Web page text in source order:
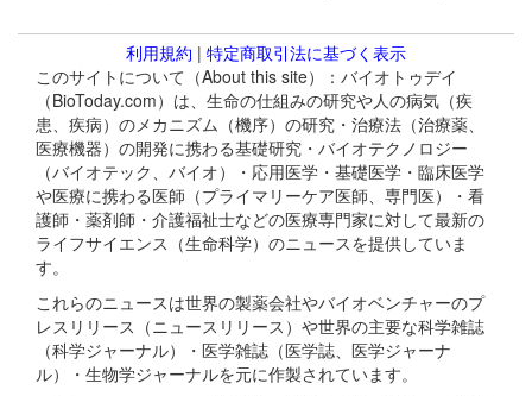
利用規約 | 特定商取引法に基づく表示
このサイトについて（About this site）：バイオトゥデイ
（BioToday.com）は、生命の仕組みの研究や人の病気（疾
患、疾病）のメカニズム（機序）の研究・治療法（治療薬、
医療機器）の開発に携わる基礎研究・バイオテクノロジー
（バイオテック、バイオ）・応用医学・基礎医学・臨床医学
や医療に携わる医師（プライマリーケア医師、専門医）・看
護師・薬剤師・介護福祉士などの医療専門家に対して最新の
ライフサイエンス（生命科学）のニュースを提供していま
す。
これらのニュースは世界の製薬会社やバイオベンチャーのプ
レスリリース（ニュースリリース）や世界の主要な科学雑誌
（科学ジャーナル）・医学雑誌（医学誌、医学ジャーナ
ル）・生物学ジャーナルを元に作製されています。